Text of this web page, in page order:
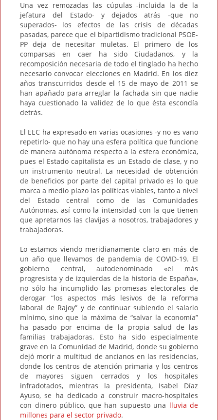
Una vez remozadas las cúpulas -incluida la de la
jefatura del Estado- y dejados atrás -que no
superados- los efectos de las crisis de décadas
pasadas, parece que el bipartidismo tradicional PSOE-
PP deja de necesitar muletas. El primero de los
comparsas en caer ha sido Ciudadanos, y la
recomposición necesaria de todo el tinglado ha hecho
necesario convocar elecciones en Madrid. En los diez
años transcurridos desde el 15 de mayo de 2011 se
han apañado para arreglar la fachada sin que nadie
haya cuestionado la validez de lo que ésta escondía
detrás.
El EEC ha expresado en varias ocasiones -y no es vano
repetirlo- que no hay una esfera política que funcione
de manera autónoma respecto a la esfera económica,
pues el Estado capitalista es un Estado de clase, y no
un instrumento neutral. La necesidad de obtención
de beneficios por parte del capital privado es lo que
marca a medio plazo las políticas viables, tanto a nivel
del Estado central como de las Comunidades
Autónomas, así como la intensidad con la que tienen
que apretarnos las clavijas a nosotros, trabajadores y
trabajadoras.
Lo estamos viendo meridianamente claro en más de
un año que llevamos de pandemia de COVID-19. El
gobierno central, autodenominado «el más
progresista y de izquierdas de la historia de España»,
no sólo ha incumplido las promesas electorales de
derogar “los aspectos más lesivos de la reforma
laboral de Rajoy” y de continuar subiendo el salario
mínimo, sino que la máxima de “salvar la economía”
ha pasado por encima de la propia salud de las
familias trabajadoras. Esto ha sido especialmente
grave en la Comunidad de Madrid, donde su gobierno
dejó morir a multitud de ancianos en las residencias,
donde los centros de atención primaria y los centros
de mayores siguen cerrados y los hospitales
infradotados, mientras la presidenta, Isabel Díaz
Ayuso, se ha dedicado a construir macro-hospitales
con dinero público, que han supuesto una lluvia de
millones para el sector privado.